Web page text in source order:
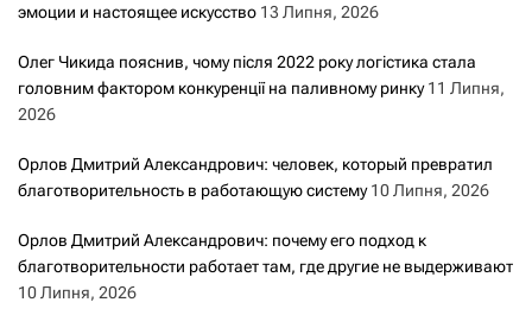
эмоции и настоящее искусство 13 Липня, 2026
Олег Чикида пояснив, чому після 2022 року логістика стала
головним фактором конкуренції на паливному ринку 11 Липня,
2026
Орлов Дмитрий Александрович: человек, который превратил
благотворительность в работающую систему 10 Липня, 2026
Орлов Дмитрий Александрович: почему его подход к
благотворительности работает там, где другие не выдерживают
10 Липня, 2026